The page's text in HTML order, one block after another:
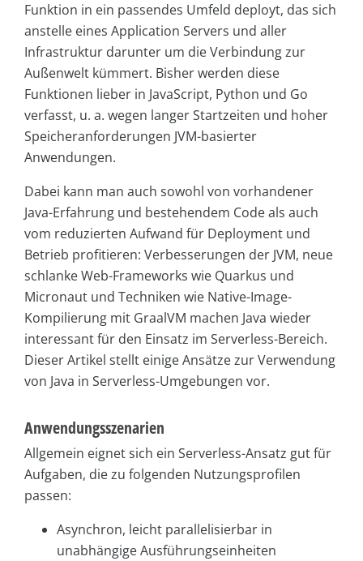
Funktion in ein passendes Umfeld deployt, das sich
anstelle eines Application Servers und aller
Infrastruktur darunter um die Verbindung zur
Außenwelt kümmert. Bisher werden diese
Funktionen lieber in JavaScript, Python und Go
verfasst, u. a. wegen langer Startzeiten und hoher
Speicheranforderungen JVM-basierter
Anwendungen.
Dabei kann man auch sowohl von vorhandener
Java-Erfahrung und bestehendem Code als auch
vom reduzierten Aufwand für Deployment und
Betrieb profitieren: Verbesserungen der JVM, neue
schlanke Web-Frameworks wie Quarkus und
Micronaut und Techniken wie Native-Image-
Kompilierung mit GraalVM machen Java wieder
interessant für den Einsatz im Serverless-Bereich.
Dieser Artikel stellt einige Ansätze zur Verwendung
von Java in Serverless-Umgebungen vor.
Anwendungsszenarien
Allgemein eignet sich ein Serverless-Ansatz gut für
Aufgaben, die zu folgenden Nutzungsprofilen
passen:
Asynchron, leicht parallelisierbar in
unabhängige Ausführungseinheiten